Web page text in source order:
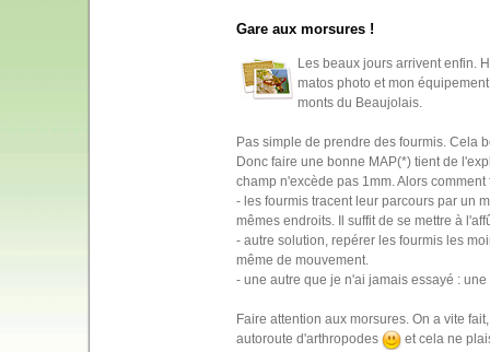
Gare aux morsures !
Les beaux jours arrivent enfin.
matos photo et mon
monts du Beaujolais.
Pas simple de prendre des fourmis. Cela
Donc faire une bonne MAP(*) tient de
champ n'excède pas 1mm. Alors
- les fourmis tracent leur parcours par un
mêmes endroits. Il suffit de se mettre à
- autre solution, repérer les fourmis les
même de mouvement.
- une autre que je n'ai jamais essayé :
Faire attention aux morsures. On a vite
autoroute d'arthropodes
et cela ne